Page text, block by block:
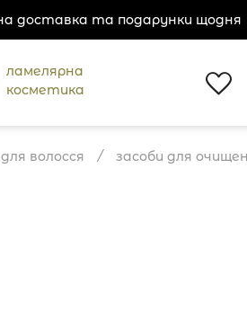
доставка та подарунки щодня
ламелярна
косметика
волосся засоби для